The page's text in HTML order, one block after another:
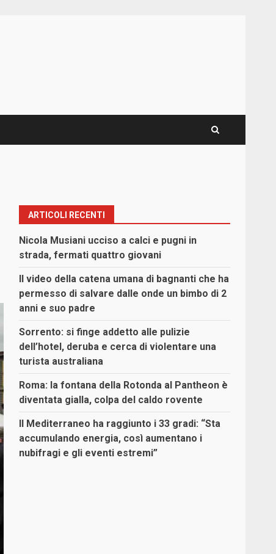
ARTICOLI RECENTI
Nicola Musiani ucciso a calci e pugni in
strada, fermati quattro giovani
Il video della catena umana di bagnanti che ha
permesso di salvare dalle onde un bimbo di 2
anni e suo padre
Sorrento: si finge addetto alle pulizie
dell’hotel, deruba e cerca di violentare una
turista australiana
Roma: la fontana della Rotonda al Pantheon è
diventata gialla, colpa del caldo rovente
Il Mediterraneo ha raggiunto i 33 gradi: “Sta
accumulando energia, così aumentano i
nubifragi e gli eventi estremi”